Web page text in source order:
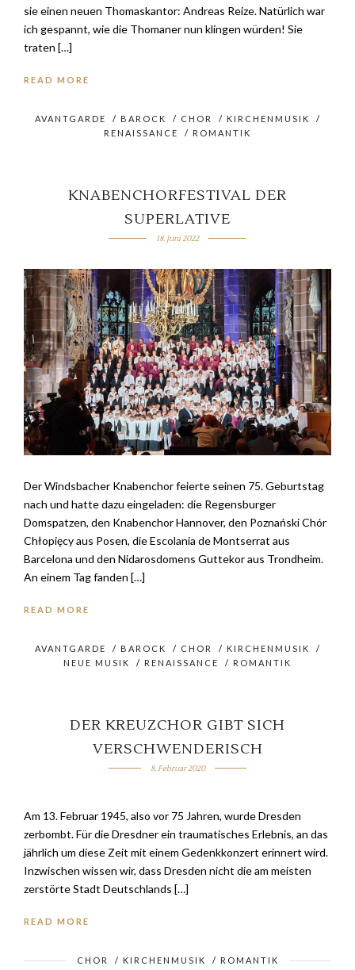
sie einen neuen Thomaskantor: Andreas Reize. Natürlich war
ich gespannt, wie die Thomaner nun klingen würden! Sie
traten […]
READ MORE
AVANTGARDE / BAROCK / CHOR / KIRCHENMUSIK
/
RENAISSANCE
/ ROMANTIK
KNABENCHORFESTIVAL DER
SUPERLATIVE
18. Juni 2022
Der Windsbacher Knabenchor feierte seinen 75. Geburtstag
nach und hatte dazu eingeladen: die Regensburger
Domspatzen, den Knabenchor Hannover, den Poznański Chór
Chłopięcy aus Posen, die Escolania de Montserrat aus
Barcelona und den Nidarosdomens Guttekor aus Trondheim.
An einem Tag fanden […]
READ MORE
AVANTGARDE / BAROCK / CHOR / KIRCHENMUSIK
/
NEUE MUSIK
/ RENAISSANCE / ROMANTIK
DER KREUZCHOR GIBT SICH
VERSCHWENDERISCH
8. Februar 2020
Am 13. Februar 1945, also vor 75 Jahren, wurde Dresden
zerbombt. Für die Dresdner ein traumatisches Erlebnis, an das
jährlich um diese Zeit mit einem Gedenkkonzert erinnert wird.
Inzwischen wissen wir, dass Dresden nicht die am meisten
zerstörte Stadt Deutschlands […]
READ MORE
CHOR / KIRCHENMUSIK / ROMANTIK